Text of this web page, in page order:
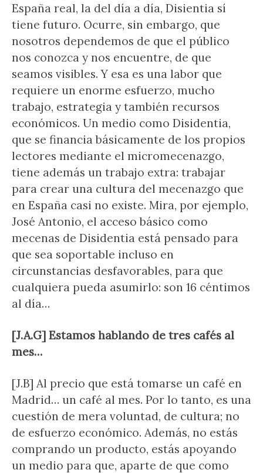
España real, la del día a día, Disientia sí
tiene futuro. Ocurre, sin embargo, que
nosotros dependemos de que el público
nos conozca y nos encuentre, de que
seamos visibles. Y esa es una labor que
requiere un enorme esfuerzo, mucho
trabajo, estrategia y también recursos
económicos. Un medio como Disidentia,
que se financia básicamente de los propios
lectores mediante el micromecenazgo,
tiene además un trabajo extra: trabajar
para crear una cultura del mecenazgo que
en España casi no existe. Mira, por ejemplo,
José Antonio, el acceso básico como
mecenas de Disidentia está pensado para
que sea soportable incluso en
circunstancias desfavorables, para que
cualquiera pueda asumirlo: son 16 céntimos
al día…
[J.A.G] Estamos hablando de tres cafés al
mes…
[J.B] Al precio que está tomarse un café en
Madrid… un café al mes. Por lo tanto, es una
cuestión de mera voluntad, de cultura; no
de esfuerzo económico. Además, no estás
comprando un producto, estás apoyando
un medio para que, aparte de que como